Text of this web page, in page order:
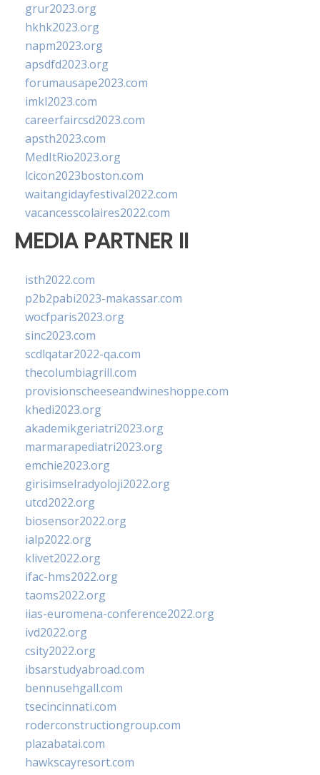
grur2023.org
hkhk2023.org
napm2023.org
apsdfd2023.org
forumausape2023.com
imkl2023.com
careerfaircsd2023.com
apsth2023.com
MedItRio2023.org
lcicon2023boston.com
waitangidayfestival2022.com
vacancesscolaires2022.com
MEDIA PARTNER II
isth2022.com
p2b2pabi2023-makassar.com
wocfparis2023.org
sinc2023.com
scdlqatar2022-qa.com
thecolumbiagrill.com
provisionscheeseandwineshoppe.com
khedi2023.org
akademikgeriatri2023.org
marmarapediatri2023.org
emchie2023.org
girisimselradyoloji2022.org
utcd2022.org
biosensor2022.org
ialp2022.org
klivet2022.org
ifac-hms2022.org
taoms2022.org
iias-euromena-conference2022.org
ivd2022.org
csity2022.org
ibsarstudyabroad.com
bennusehgall.com
tsecincinnati.com
roderconstructiongroup.com
plazabatai.com
hawkscayresort.com